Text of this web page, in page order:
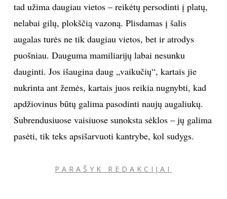
tad užima daugiau vietos – reikėtų persodinti į platų,
nelabai gilų, plokščią vazoną. Plisdamas į šalis
augalas turės ne tik daugiau vietos, bet ir atrodys
puošniau. Dauguma mamiliarijų labai nesunku
dauginti. Jos išaugina daug „vaikučių“, kartais jie
nukrinta ant žemės, kartais juos reikia nugnybti, kad
apdžiovinus būtų galima pasodinti naujų augaliukų.
Subrendusiuose vaisiuose sunoksta sėklos – jų galima
pasėti, tik teks apsišarvuoti kantrybe, kol sudygs.
PARAŠYK REDAKCIJAI